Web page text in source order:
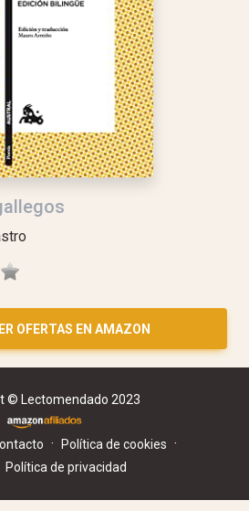
OFERTAS EN AMAZON
© Lectomendado 2023
· Política de cookies ·
Política de privacidad